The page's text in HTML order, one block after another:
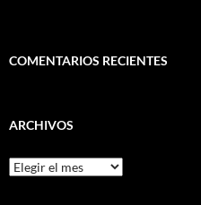
COMENTARIOS RECIENTES
ARCHIVOS
Archivos